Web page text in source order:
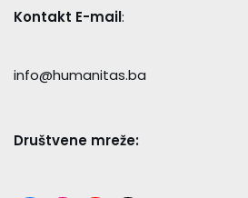
Kontakt E-mail:
info@humanitas.ba
Društvene mreže: